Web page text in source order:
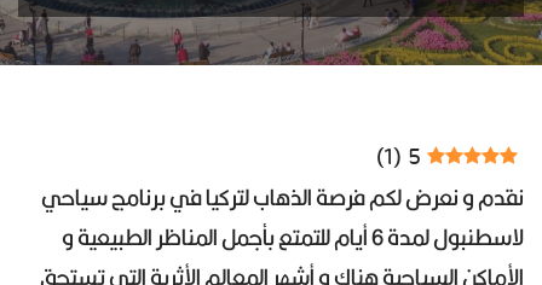
5
(
1
)
نقدم و نعرض لكم فرصة الذهاب لتركيا في برنامج سياحي
لاسطنبول لمدة 6 أيام للتمتع بأجمل المناظر الطبيعية و